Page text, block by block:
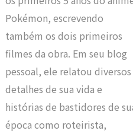
Pokémon, escrevendo
também os dois primeiros
filmes da obra. Em seu blog
pessoal, ele relatou diversos
detalhes de sua vida e
histórias de bastidores de
época como roteirista,